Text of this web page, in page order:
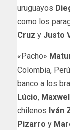
uruguayos
como los
Cruz y Justo
«Pacho»
Colombia,
banco a los
Lúcio, Maxwell
chilenos Iván
Pizarro y